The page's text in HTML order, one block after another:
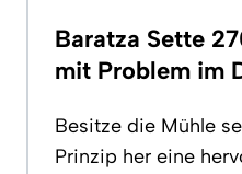
Baratza Sette
mit Problem im
Besitze die Mühle
Prinzip her eine